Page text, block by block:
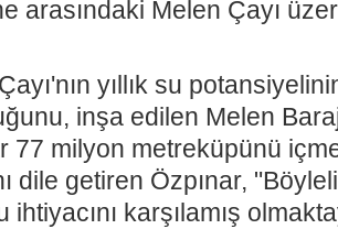
arasındaki Melen Çayı
yıllık su
inşa edilen Melen
77 milyon metreküpünü
dile getiren Özpınar,
ihtiyacını karşılamış